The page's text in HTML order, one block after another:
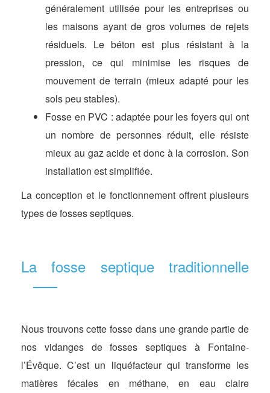
généralement utilisée pour les entreprises ou
les maisons ayant de gros volumes de rejets
résiduels. Le béton est plus résistant à la
pression, ce qui minimise les risques de
mouvement de terrain (mieux adapté pour les
sols peu stables).
Fosse en PVC : adaptée pour les foyers qui ont
un nombre de personnes réduit, elle résiste
mieux au gaz acide et donc à la corrosion. Son
installation est simplifiée.
La conception et le fonctionnement offrent plusieurs
types de fosses septiques.
La fosse septique traditionnelle
Nous trouvons cette fosse dans une grande partie de
nos vidanges de fosses septiques à Fontaine-
l’Évêque. C’est un liquéfacteur qui transforme les
matières fécales en méthane, en eau claire